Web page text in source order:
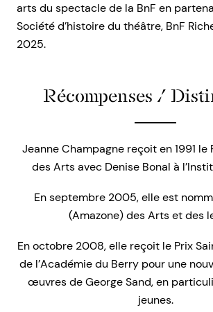
arts du spectacle de la BnF en
Société d’histoire du théâtre, BnF
2025.
Récompenses /
Jeanne Champagne reçoit en 1991 le
des Arts avec Denise Bonal à
En septembre 2005, elle est
(Amazone) des Arts et des
En octobre 2008, elle reçoit le Prix
de l’Académie du Berry pour une
œuvres de George Sand, en
jeunes.